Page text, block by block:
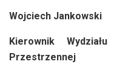
Wojciech Jankowski
Kierownik
Przestrzennej